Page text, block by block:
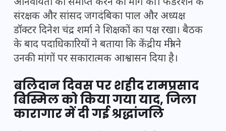
संरक्षक और सांसद जगदंबिका पाल और अध्यक्ष
डॉक्टर दिनेश चंद्र शर्मा ने शिक्षकों का पक्ष रखा। बैठक
के बाद पदाधिकारियों ने बताया कि केंद्रीय मंत्री ने
उनकी मांगों पर सकारात्मक आश्वासन दिया है।
बलिदान दिवस पर शहीद रामप्रसाद
बिस्मिल को किया गया याद, जिला
कारागार में दी गई श्रद्धांजलि